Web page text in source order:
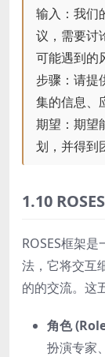
输入：我们
议，需要讨
可能遇到的
步骤：请提
集的信息、
期望：期望
划，并得到
1.10
ROSES框架
法，它将交互
的的交流。这
角色
扮演专家